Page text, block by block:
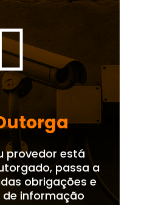
provedor está
passa a
obrigações e
informação